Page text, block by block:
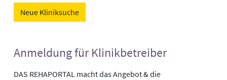
Neue Kliniksuche
Anmeldung für Klinikbetreiber
DAS REHAPORTAL macht das Angebot & die